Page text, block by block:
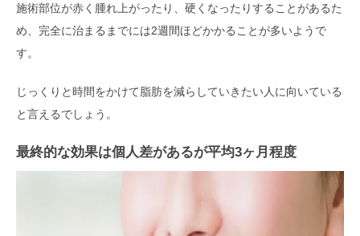
施術部位が赤く腫れ上がったり、硬くなったりすることがあるた
め、完全に治まるまでには2週間ほどかかることが多いようで
す。
じっくりと時間をかけて脂肪を減らしていきたい人に向いている
と言えるでしょう。
最終的な効果は個人差があるが平均3ヶ月程度